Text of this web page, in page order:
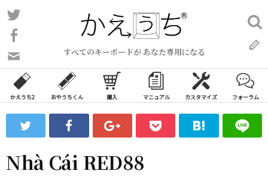
コ
ン
ン
ツ
ス
ッ
プ
すべてのキーボードが あなた専用になる
い
合
わ
フ
ォ
ム
検
索:
かえうち2 おやうちくん 購入 マニュアル カスタマイズ フォーラム
Nhà Cái RED88